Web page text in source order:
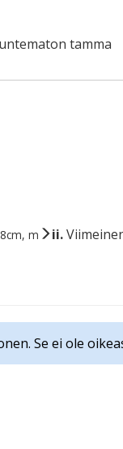
tamma
m ii.
Se ei ole